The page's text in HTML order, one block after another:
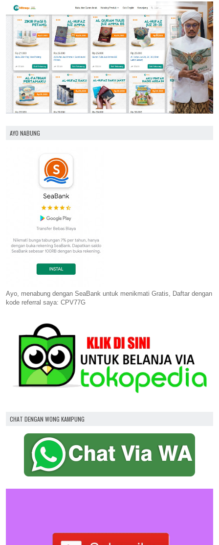
AYO NABUNG
Ayo, menabung dengan SeaBank untuk menikmati Gratis, Daftar dengan
kode referral saya: CPV77G
CHAT DENGAN WONG KAMPUNG